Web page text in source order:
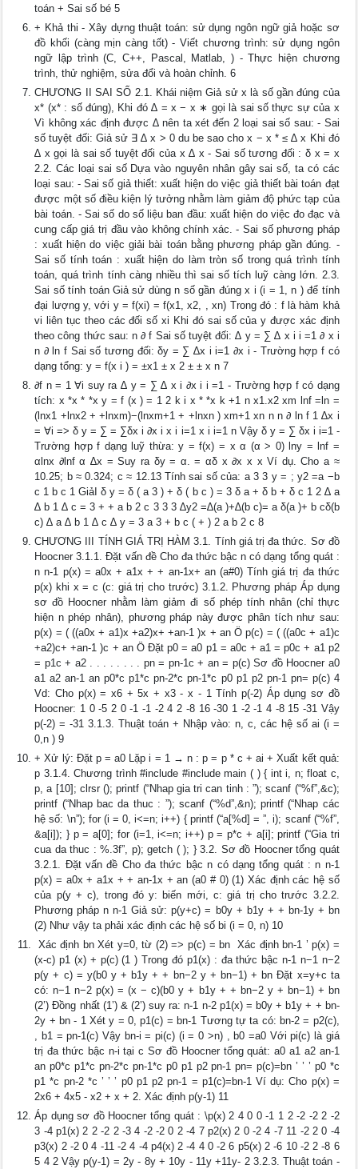
toán + Sai số bé 5
+ Khả thi - Xây dựng thuật toán: sử dụng ngôn ngữ giả hoặc sơ
đồ khối (càng mịn càng tốt) - Viết chương trình: sử dụng ngôn
ngữ lập trình (C, C++, Pascal, Matlab, ) - Thực hiện chương
trình, thử nghiệm, sửa đổi và hoàn chỉnh. 6
CHƯƠNG II SAI SỐ 2.1. Khái niệm Giả sử x là số gần đúng của
x* (x* : số đúng), Khi đó ∆ = x − x ∗ gọi là sai số thực sự của x
Vì không xác định được ∆ nên ta xét đến 2 loại sai số sau: - Sai
số tuyệt đối: Giả sử ∃ ∆ x > 0 du be sao cho x − x * ≤ ∆ x Khi đó
∆ x gọi là sai số tuyệt đối của x ∆ x - Sai số tương đối : δ x = x
2.2. Các loại sai số Dựa vào nguyên nhân gây sai số, ta có các
loại sau: - Sai số giả thiết: xuất hiện do việc giả thiết bài toán đạt
được một số điều kiện lý tưởng nhằm làm giảm độ phức tạp của
bài toán. - Sai số do số liệu ban đầu: xuất hiện do việc đo đạc và
cung cấp giá trị đầu vào không chính xác. - Sai số phương pháp
: xuất hiện do việc giải bài toán bằng phương pháp gần đúng. -
Sai số tính toán : xuất hiện do làm tròn số trong quá trình tính
toán, quá trình tính càng nhiều thì sai số tích luỹ càng lớn. 2.3.
Sai số tính toán Giả sử dùng n số gần đúng x i (i = 1, n ) để tính
đại lượng y, với y = f(xi) = f(x1, x2, , xn) Trong đó : f là hàm khả
vi liên tục theo các đối số xi Khi đó sai số của y được xác định
theo công thức sau: n ∂ f Sai số tuyệt đối: ∆ y = ∑ ∆ x i i =1 ∂ x i
n ∂ ln f Sai số tương đối: δy = ∑ ∆x i i=1 ∂x i - Trường hợp f có
dạng tổng: y = f(x i ) = ±x1 ± x 2 ± ± x n 7
∂f n = 1 ∀i suy ra ∆ y = ∑ ∆ x i ∂x i i =1 - Trường hợp f có dạng
tích: x *x * *x y = f (x ) = 1 2 k i x * *x k +1 n x1.x2 xm lnf =ln =
(lnx1 +lnx2 + +lnxm)−(lnxm+1 + +lnxn ) xm+1 xn n n ∂ ln f 1 ∆x i
= ∀i => δ y = ∑ = ∑δx i ∂x i x i i=1 x i i=1 n Vậy δ y = ∑ δx i i=1 -
Trường hợp f dạng luỹ thừa: y = f(x) = x α (α > 0) lny = lnf =
αlnx ∂lnf α ∆x = Suy ra δy = α. = αδ x ∂x x x Ví dụ. Cho a ≈
10.25; b ≈ 0.324; c ≈ 12.13 Tính sai số của: a 3 3 y = ; y2 =a −b
c 1 b c 1 GiảI δ y = δ ( a 3 ) + δ ( b c ) = 3 δ a + δ b + δ c 1 2 ∆ a
∆ b 1 ∆ c = 3 + + a b 2 c 3 3 3 ∆y2 =∆(a )+∆(b c)= a δ(a )+ b cδ(b
c) ∆ a ∆ b 1 ∆ c ∆ y = 3 a 3 + b c ( + ) 2 a b 2 c 8
CHƯƠNG III TÍNH GIÁ TRỊ HÀM 3.1. Tính giá trị đa thức. Sơ đồ
Hoocner 3.1.1. Đặt vấn đề Cho đa thức bậc n có dạng tổng quát :
n n-1 p(x) = a0x + a1x + + an-1x+ an (a#0) Tính giá trị đa thức
p(x) khi x = c (c: giá trị cho trước) 3.1.2. Phương pháp Áp dụng
sơ đồ Hoocner nhằm làm giảm đi số phép tính nhân (chỉ thực
hiện n phép nhân), phương pháp này được phân tích như sau:
p(x) = ( ((a0x + a1)x +a2)x+ +an-1 )x + an Ö p(c) = ( ((a0c + a1)c
+a2)c+ +an-1 )c + an Ö Đặt p0 = a0 p1 = a0c + a1 = p0c + a1 p2
= p1c + a2 . . . . . . . . pn = pn-1c + an = p(c) Sơ đồ Hoocner a0
a1 a2 an-1 an p0*c p1*c pn-2*c pn-1*c p0 p1 p2 pn-1 pn= p(c) 4
Vd: Cho p(x) = x6 + 5x + x3 - x - 1 Tính p(-2) Áp dụng sơ đồ
Hoocner: 1 0 -5 2 0 -1 -1 -2 4 2 -8 16 -30 1 -2 -1 4 -8 15 -31 Vậy
p(-2) = -31 3.1.3. Thuật toán + Nhập vào: n, c, các hệ số ai (i =
0,n ) 9
+ Xử lý: Đặt p = a0 Lặp i = 1 → n : p = p * c + ai + Xuất kết quả:
p 3.1.4. Chương trình #include #include main ( ) { int i, n; float c,
p, a [10]; clrsr (); printf (“Nhap gia tri can tinh : ”); scanf (“%f”,&c);
printf (“Nhap bac da thuc : ”); scanf (“%d”,&n); printf (“Nhap các
hệ số: \n”); for (i = 0, i<=n; i++) { printf (“a[%d] = ”, i); scanf (“%f”,
&a[i]); } p = a[0]; for (i=1, i<=n; i++) p = p*c + a[i]; printf (“Gia tri
cua da thuc : %.3f”, p); getch ( ); } 3.2. Sơ đồ Hoocner tổng quát
3.2.1. Đặt vấn đề Cho đa thức bậc n có dạng tổng quát : n n-1
p(x) = a0x + a1x + + an-1x + an (a0 # 0) (1) Xác định các hệ số
của p(y + c), trong đó y: biến mới, c: giá trị cho trước 3.2.2.
Phương pháp n n-1 Giả sử: p(y+c) = b0y + b1y + + bn-1y + bn
(2) Như vậy ta phải xác định các hệ số bi (i = 0, n) 10
 Xác định bn Xét y=0, từ (2) => p(c) = bn  Xác định bn-1 ’ p(x) =
(x-c) p1 (x) + p(c) (1 ) Trong đó p1(x) : đa thức bậc n-1 n−1 n−2
p(y + c) = y(b0 y + b1y + + bn−2 y + bn−1) + bn Đặt x=y+c ta
có: n−1 n−2 p(x) = (x − c)(b0 y + b1y + + bn−2 y + bn−1) + bn
(2’) Đồng nhất (1’) & (2’) suy ra: n-1 n-2 p1(x) = b0y + b1y + + bn-
2y + bn - 1 Xét y = 0, p1(c) = bn-1 Tương tự ta có: bn-2 = p2(c),
, b1 = pn-1(c) Vậy bn-i = pi(c) (i = 0 >n) , b0 =a0 Với pi(c) là giá
trị đa thức bậc n-i tại c Sơ đồ Hoocner tổng quát: a0 a1 a2 an-1
an p0*c p1*c pn-2*c pn-1*c p0 p1 p2 pn-1 pn= p(c)=bn ’ ’ ’ p0 *c
p1 *c pn-2 *c ’ ’ ’ p0 p1 p2 pn-1 = p1(c)=bn-1 Ví dụ: Cho p(x) =
2x6 + 4x5 - x2 + x + 2. Xác định p(y-1) 11
Áp dụng sơ đồ Hoocner tổng quát : \p(x) 2 4 0 0 -1 1 2 -2 -2 2 -2
3 -4 p1(x) 2 2 -2 2 -3 4 -2 -2 0 2 -4 7 p2(x) 2 0 -2 4 -7 11 -2 2 0 -4
p3(x) 2 -2 0 4 -11 -2 4 -4 p4(x) 2 -4 4 0 -2 6 p5(x) 2 -6 10 -2 2 -8 6
5 4 2 Vậy p(y-1) = 2y - 8y + 10y - 11y +11y- 2 3.2.3. Thuật toán -